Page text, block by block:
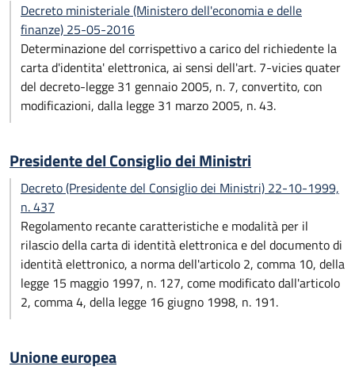
Decreto ministeriale (Ministero dell'economia e delle
finanze) 25-05-2016
Determinazione del corrispettivo a carico del richiedente la
carta d'identita' elettronica, ai sensi dell'art. 7-vicies quater
del decreto-legge 31 gennaio 2005, n. 7, convertito, con
modificazioni, dalla legge 31 marzo 2005, n. 43.
Presidente del Consiglio dei Ministri
Decreto (Presidente del Consiglio dei Ministri) 22-10-1999,
n. 437
Regolamento recante caratteristiche e modalità per il
rilascio della carta di identità elettronica e del documento di
identità elettronico, a norma dell'articolo 2, comma 10, della
legge 15 maggio 1997, n. 127, come modificato dall'articolo
2, comma 4, della legge 16 giugno 1998, n. 191.
Unione europea